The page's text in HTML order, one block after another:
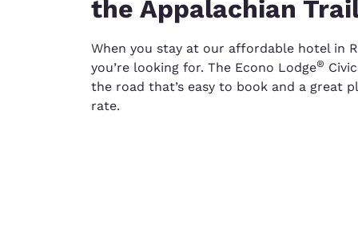
the Appalachian
When you stay at our affordable hotel in
you’re looking for. The Econo Lodge®
the road that’s easy to book and a great
rate.